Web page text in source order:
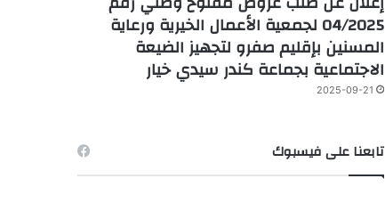
04/2025 لجمعية الأعمال الخيرية ورعاية
المسنين بإقليم صفرو لتجهيز الضيعة
الاجتماعية بجماعة كندر سيدي خيار
2025-09-21
تابعنا على فيسبوك